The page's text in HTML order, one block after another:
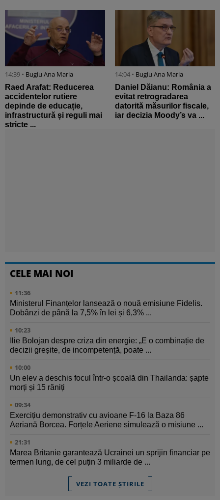
14:39 • Bugiu ⁠Ana Maria
Raed Arafat: Reducerea
accidentelor rutiere
depinde de educație,
infrastructură și reguli mai
stricte ...
14:04 • Bugiu ⁠Ana Maria
Daniel Dăianu: România a
evitat retrogradarea
datorită măsurilor fiscale,
iar decizia Moody’s va ...
CELE MAI NOI
11:36
Ministerul Finanțelor lansează o nouă emisiune Fidelis.
Dobânzi de până la 7,5% în lei și 6,3% ...
10:23
Ilie Bolojan despre criza din energie: „E o combinație de
decizii greșite, de incompetență, poate ...
10:00
Un elev a deschis focul într-o școală din Thailanda: șapte
morți și 15 răniți
09:34
Exercițiu demonstrativ cu avioane F-16 la Baza 86
Aeriană Borcea. Forțele Aeriene simulează o misiune ...
21:31
Marea Britanie garantează Ucrainei un sprijin financiar pe
termen lung, de cel puțin 3 miliarde de ...
VEZI TOATE ȘTIRILE